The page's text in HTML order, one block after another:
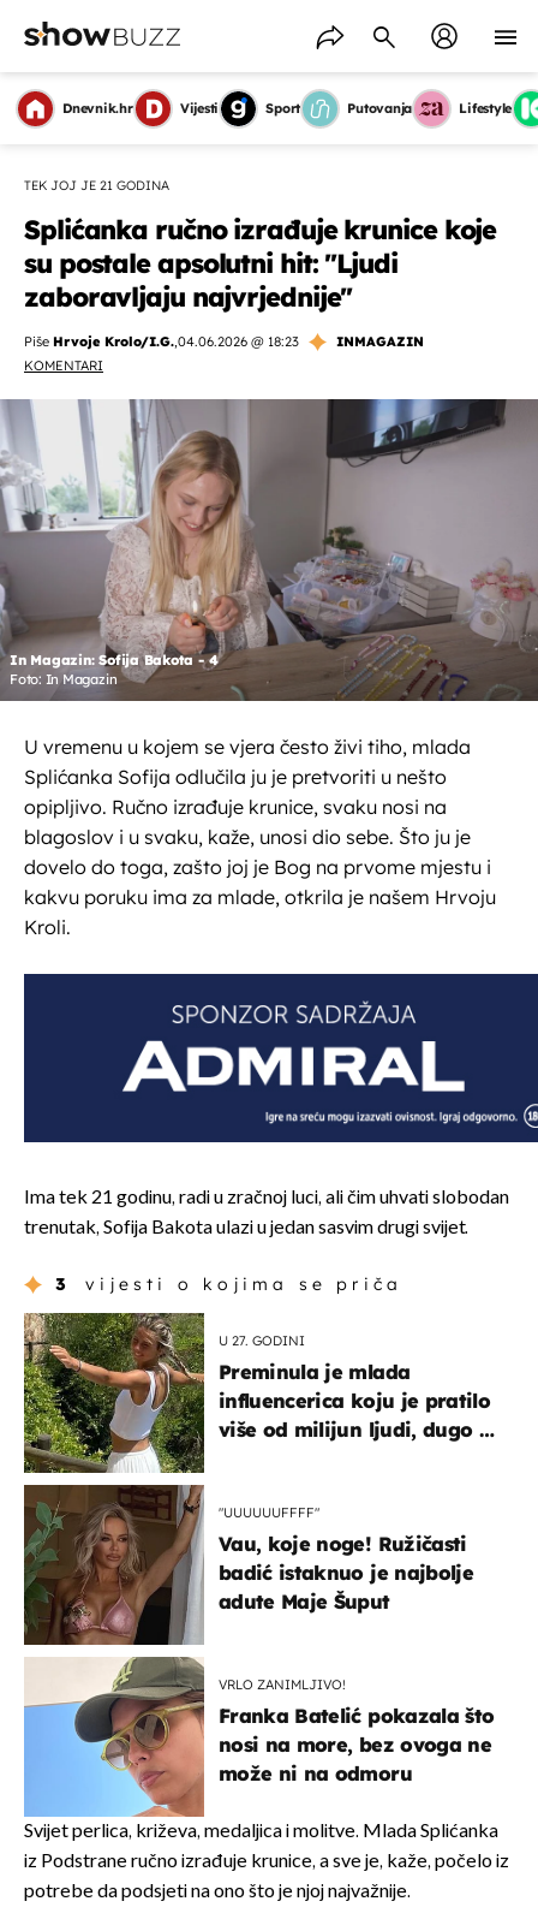
Dnevnik.hr Vijesti Sport Putovanja Lifestyle
TEK JOJ JE 21 GODINA
Splićanka ručno izrađuje krunice koje
su postale apsolutni hit: ''Ljudi
zaboravljaju najvrjednije''
Piše Hrvoje Krolo/I.G.,04.06.2026 @ 18:23
INMAGAZIN
KOMENTARI
In Magazin: Sofija Bakota - 4
Foto: In Magazin
U vremenu u kojem se vjera često živi tiho, mlada
Splićanka Sofija odlučila ju je pretvoriti u nešto
opipljivo. Ručno izrađuje krunice, svaku nosi na
blagoslov i u svaku, kaže, unosi dio sebe. Što ju je
dovelo do toga, zašto joj je Bog na prvome mjestu i
kakvu poruku ima za mlade, otkrila je našem Hrvoju
Kroli.
Ima tek 21 godinu, radi u zračnoj luci, ali čim uhvati slobodan
trenutak, Sofija Bakota ulazi u jedan sasvim drugi svijet.
3 vijesti o kojima se priča
U 27. GODINI
Preminula je mlada
influencerica koju je pratilo
više od milijun ljudi, dugo se
"UUUUUUFFFF"
Vau, koje noge! Ružičasti
badić istaknuo je najbolje
adute Maje Šuput
VRLO ZANIMLJIVO!
Franka Batelić pokazala što
nosi na more, bez ovoga ne
može ni na odmoru
Svijet perlica, križeva, medaljica i molitve. Mlada Splićanka
iz Podstrane ručno izrađuje krunice, a sve je, kaže, počelo iz
potrebe da podsjeti na ono što je njoj najvažnije.
OMOGUĆI OBAVIJESTI